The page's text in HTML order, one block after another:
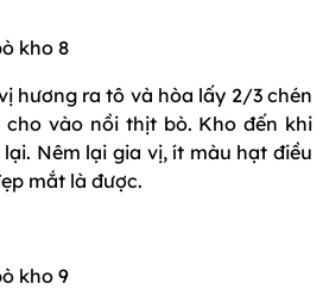
hương ra tô và hòa lấy 2/3 chén
cho vào nồi thịt bò. Kho đến khi
Nêm lại gia vị, ít màu hạt điều
mắt là được.